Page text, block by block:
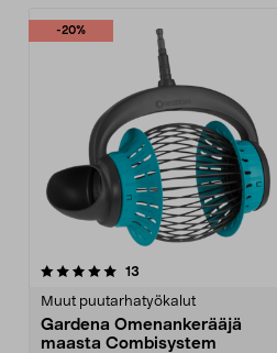
-20%
13
Muut puutarhatyökalut
Gardena Omenankerääjä
maasta Combisystem
4.0 viidestä